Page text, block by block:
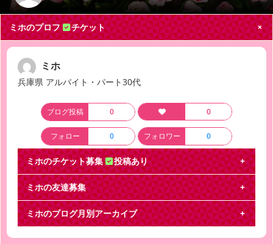
Search
ミホのプロフ チケット
ミホ
兵庫県 アルバイト・パート30代
ブログ投稿 0 0
フォロー 0 フォロワー 0
ミホのチケット募集 投稿あり
ジャニーズWEST
なうぇすと 福井公演を探しています【日時】1/21 1/
22 1部【枚数】2枚【値段】定価＋手数料【
ミホの友達募集
ミホのブログ月別アーカイブ